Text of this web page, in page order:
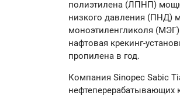
полиэтилена (ЛПНП)
низкого давления (ПНД)
моноэтиленгликоля
нафтовая крекинг-
пропилена в год.
Компания Sinopec Sabic
нефтеперерабатывающих